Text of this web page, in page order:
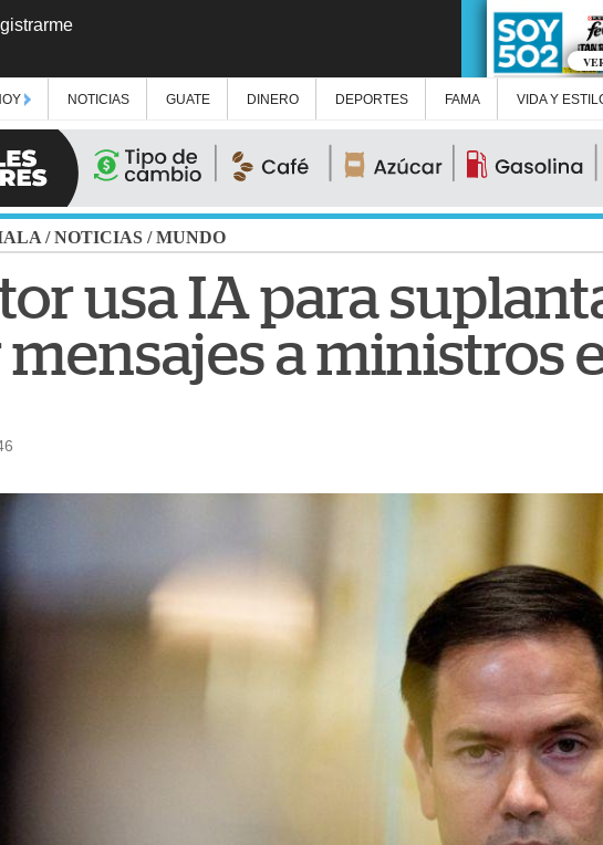
NOTICIAS GUATE DINERO DEPORTES FAMA VIDA Y
/NOTICIAS /MUNDO
usa IA para
a ministros